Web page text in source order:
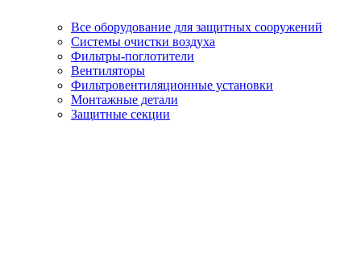
Все оборудование для защитных сооружений
Системы очистки воздуха
Фильтры-поглотители
Вентиляторы
Фильтровентиляционные установки
Монтажные детали
Защитные секции